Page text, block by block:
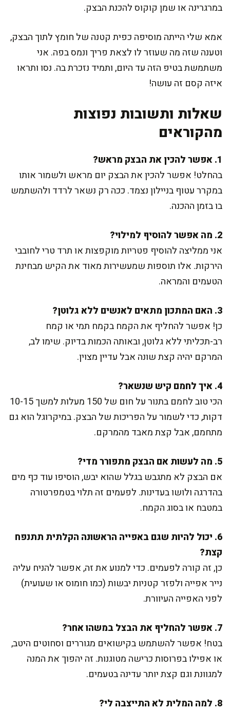
במרגרינה או שמן קוקוס להכנת הבצק.
אמא שלי הייתה מוסיפה כפית קטנה של חומץ לתוך הבצק,
וטענה שזה מה שעוזר לו לצאת פריך ונמס בפה. אני
משתמשת בטיפ הזה עד היום, ותמיד נזכרת בה. נסו ותראו
איזה קסם זה עושה!
שאלות ותשובות נפוצות
מהקוראים
1. אפשר להכין את הבצק מראש?
בהחלט! אפשר להכין את הבצק יום מראש ולשמור אותו
במקרר עטוף בניילון נצמד. ככה רק נשאר לרדד ולהשתמש
בו בזמן ההכנה.
2. מה אפשר להוסיף למילוי?
אני ממליצה להוסיף פטריות מוקפצות או תרד טרי לחובבי
הירקות. אלו תוספות שמעשירות מאוד את הקיש מבחינת
הטעמים והמראה.
3. האם המתכון מתאים לאנשים ללא גלוטן?
כן! אפשר להחליף את הקמח בקמח תמי או קמח
רב-תכליתי ללא גלוטן, ובאותה הכמות בדיוק. שימו לב,
המרקם יהיה קצת שונה אבל עדיין מצוין.
4. איך לחמם קיש שנשאר?
הכי טוב לחמם בתנור על חום של 150 מעלות למשך 10-15
דקות, כדי לשמור על הפריכות של הבצק. במיקרוגל הוא גם
מתחמם, אבל קצת מאבד מהמרקם.
5. מה לעשות אם הבצק מתפורר מדי?
אם הבצק לא מתגבש בגלל שהוא יבש, הוסיפו עוד כף מים
בהדרגה ולושו בעדינות. לפעמים זה תלוי בטמפרטורה
במטבח או בסוג הקמח.
6. יכול להיות שגם באפייה הראשונה הקלתית תתנפח
קצת?
כן, זה קורה לפעמים. כדי למנוע את זה, אפשר להניח עליה
נייר אפייה ולפזר קטניות יבשות (כמו חומוס או שעועית)
לפני האפייה העיוורת.
7. אפשר להחליף את הבצל במשהו אחר?
בטח! אפשר להשתמש בקישואים מגוררים וסחוטים היטב,
או אפילו בפרוסות כרישה מטוגנות. זה יהפוך את המנה
למגוונת וגם קצת יותר עדינה בטעמים.
8. למה המלית לא התייצבה לי?